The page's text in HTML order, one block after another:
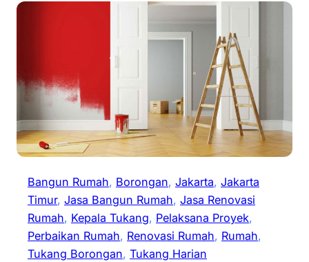
Bangun Rumah, Borongan, Jakarta, Jakarta
Timur, Jasa Bangun Rumah, Jasa Renovasi
Rumah, Kepala Tukang, Pelaksana Proyek
Perbaikan Rumah, Renovasi Rumah, Rumah
Tukang Borongan, Tukang Harian